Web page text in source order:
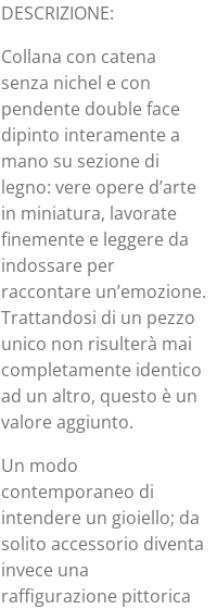
DESCRIZIONE:
Collana con catena
senza nichel e con
pendente double face
dipinto interamente a
mano su sezione di
legno: vere opere d’arte
in miniatura, lavorate
finemente e leggere da
indossare per
raccontare un’emozione.
Trattandosi di un pezzo
unico non risulterà mai
completamente identico
ad un altro, questo è un
valore aggiunto.
Un modo
contemporaneo di
intendere un gioiello; da
solito accessorio diventa
invece una
raffigurazione pittorica